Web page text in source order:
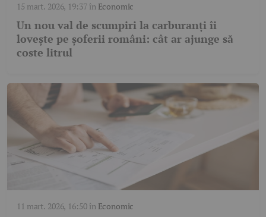
15 mart. 2026, 19:37în Economic
Un nou val de scumpiri la carburanți îi
lovește pe șoferii români: cât ar ajunge să
coste litrul
11 mart. 2026, 16:50în Economic